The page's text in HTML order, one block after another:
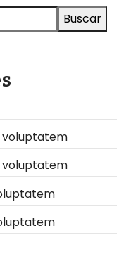
Buscar
voluptatem
voluptatem